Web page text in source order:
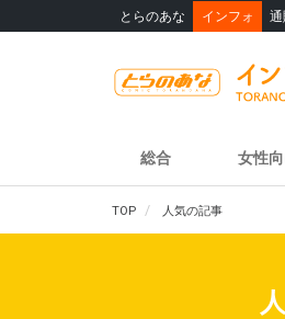
とらのあな インフォ
総合 女性
TOP 人気の記事